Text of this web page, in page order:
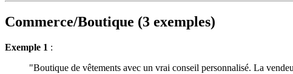
Commerce/Boutique (3 exemples)
Exemple 1 :
"Boutique de vêtements avec un vrai conseil personnalisé. La